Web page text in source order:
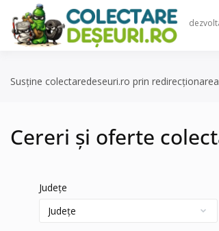
content
Susține colectaredeseuri.ro prin
Cereri și oferte
Județe